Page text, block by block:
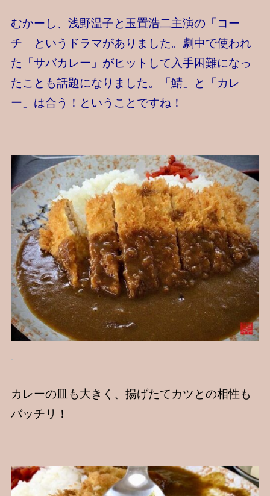
むかーし、浅野温子と玉置浩二主演の「コー
チ」というドラマがありました。劇中で使われ
た「サバカレー」がヒットして入手困難になっ
たことも話題になりました。「鯖」と「カレ
ー」は合う！ということですね！
カレーの皿も大きく、揚げたてカツとの相性も
バッチリ！